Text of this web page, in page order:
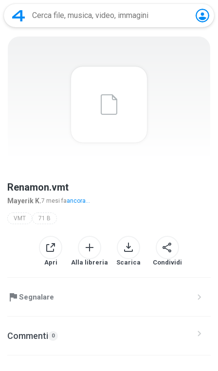
Renamon.vmt
Mayerik K.7 mesi faancora...
VMT 71 B
Apri Alla libreria Scarica Condividi
Segnalare
Commenti 0